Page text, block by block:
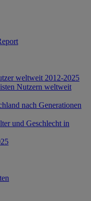
weltweit 2012-2025
Nutzern weltweit
nach Generationen
und Geschlecht in